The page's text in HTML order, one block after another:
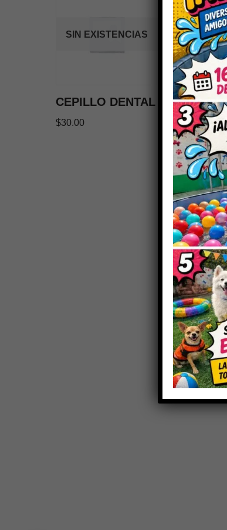
SIN EXISTENCIAS
CEPILLO DENTAL
$30.00